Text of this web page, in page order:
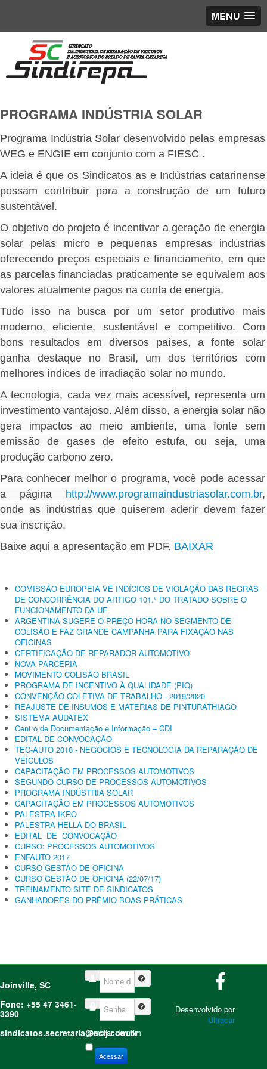
MENU
PROGRAMA INDÚSTRIA SOLAR
Programa Indústria Solar desenvolvido pelas empresas
WEG e ENGIE em conjunto com a FIESC .
A ideia é que os Sindicatos as e Indústrias catarinense
possam contribuir para a construção de um futuro
sustentável.
O objetivo do projeto é incentivar a geração de energia
solar pelas micro e pequenas empresas indústrias
oferecendo preços especiais e financiamento, em que
as parcelas financiadas praticamente se equivalem aos
valores atualmente pagos na conta de energia.
Tudo isso na busca por um setor produtivo mais
moderno, eficiente, sustentável e competitivo. Com
bons resultados em diversos países, a fonte solar
ganha destaque no Brasil, um dos territórios com
melhores índices de irradiação solar no mundo.
A tecnologia, cada vez mais acessível, representa um
investimento vantajoso. Além disso, a energia solar não
gera impactos ao meio ambiente, uma fonte sem
emissão de gases de efeito estufa, ou seja, uma
produção carbono zero.
Para conhecer melhor o programa, você pode acessar
a página http://www.programaindustriasolar.com.br,
onde as indústrias que quiserem aderir devem fazer
sua inscrição.
Baixe aqui a apresentação em PDF. BAIXAR
COMISSÃO EUROPEIA VÊ INDÍCIOS DE VIOLAÇÃO DAS REGRAS
DE CONCORRÊNCIA DO ARTIGO 101.º DO TRATADO SOBRE O
FUNCIONAMENTO DA UE
ARGENTINA SUGERE O PREÇO HORA NO SEGMENTO DE
COLISÃO E FAZ GRANDE CAMPANHA PARA FIXAÇÃO NAS
OFICINAS
CERTIFICAÇÃO DE REPARADOR AUTOMOTIVO
NOVA PARCERIA
MOVIMENTO COLISÃO BRASIL
PROGRAMA DE INCENTIVO À QUALIDADE (PIQ)
CONVENÇÃO COLETIVA DE TRABALHO - 2019/2020
REAJUSTE DE INSUMOS E MATERIAS DE PINTURATHIAGO
SISTEMA AUDATEX
Centro de Documentação e Informação – CDI
EDITAL DE CONVOCAÇÃO
TEC-AUTO 2018 - NEGÓCIOS E TECNOLOGIA DA REPARAÇÃO DE
VEÍCULOS
CAPACITAÇÃO EM PROCESSOS AUTOMOTIVOS
SEGUNDO CURSO DE PROCESSOS AUTOMOTIVOS
PROGRAMA INDÚSTRIA SOLAR
CAPACITAÇÃO EM PROCESSOS AUTOMOTIVOS
PALESTRA IKRO
PALESTRA HELLA DO BRASIL
EDITAL DE CONVOCAÇÃO
CURSO: PROCESSOS AUTOMOTIVOS
ENFAUTO 2017
CURSO GESTÃO DE OFICINA
CURSO GESTÃO DE OFICINA (22/07/17)
TREINAMENTO SITE DE SINDICATOS
GANHADORES DO PRÊMIO BOAS PRÁTICAS
Joinville, SC
Fone: +55 47 3461-
3390
sindicatos.secretaria@acij.com.br
Nome de Usuário
Senha
Lembrar de mim
Acessar
Desenvolvido por
Ultracar